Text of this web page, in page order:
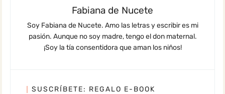
Fabiana de Nucete
Soy Fabiana de Nucete. Amo las letras y escribir es mi
pasión. Aunque no soy madre, tengo el don maternal.
¡Soy la tía consentidora que aman los niños!
SUSCRÍBETE: REGALO E-BOOK